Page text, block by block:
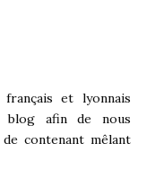
et lyonnais
afin de nous
contenant mêlant